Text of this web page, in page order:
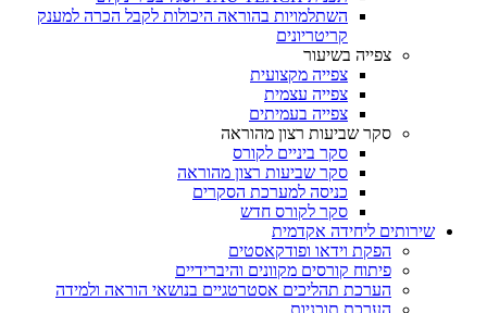
השתלמויות בהוראה היכולות לקבל הכרה למענק
קריטריונים
צפייה בשיעור
צפייה מקצועית
צפייה עצמית
צפייה בעמיתים
סקר שביעות רצון מהוראה
סקר ביניים לקורס
סקר שביעות רצון מהוראה
כניסה למערכת הסקרים
סקר לקורס חדש
שירותים ליחידה אקדמית
הפקת וידאו ופודקאסטים
פיתוח קורסים מקוונים והיברידיים
הערכת תהליכים אסטרטגיים בנושאי הוראה ולמידה
הערכת תוכניות